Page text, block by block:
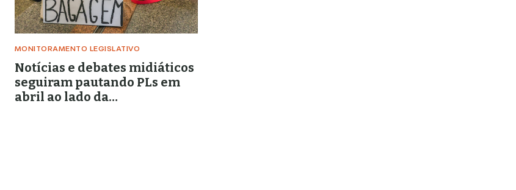
MONITORAMENTO LEGISLATIVO
Notícias e debates midiáticos
seguiram pautando PLs em
abril ao lado da